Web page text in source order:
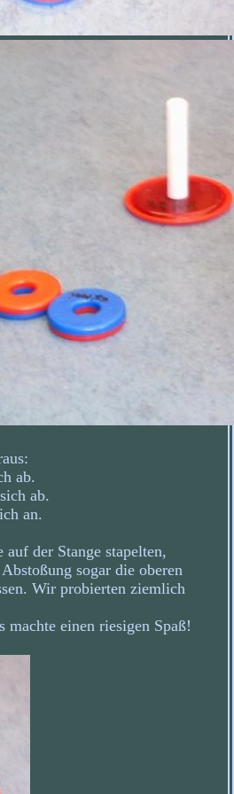
ab.
ab.
an.
der Stange stapelten,
sogar die oberen
Wir probierten ziemlich
machte einen riesigen Spaß!